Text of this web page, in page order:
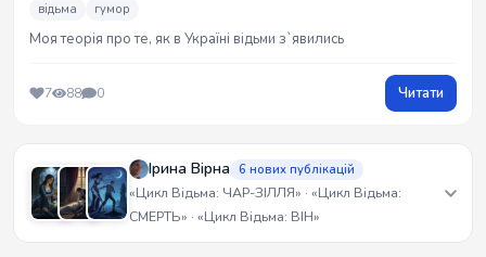
відьма гумор
Моя теорія про те, як в Україні відьми з`явились
7 88 0 Читати
Ірина Вірна 6 нових публікацій
«Цикл Відьма: ЧАР-ЗІЛЛЯ» · «Цикл Відьма:
СМЕРТЬ» · «Цикл Відьма: ВІН»